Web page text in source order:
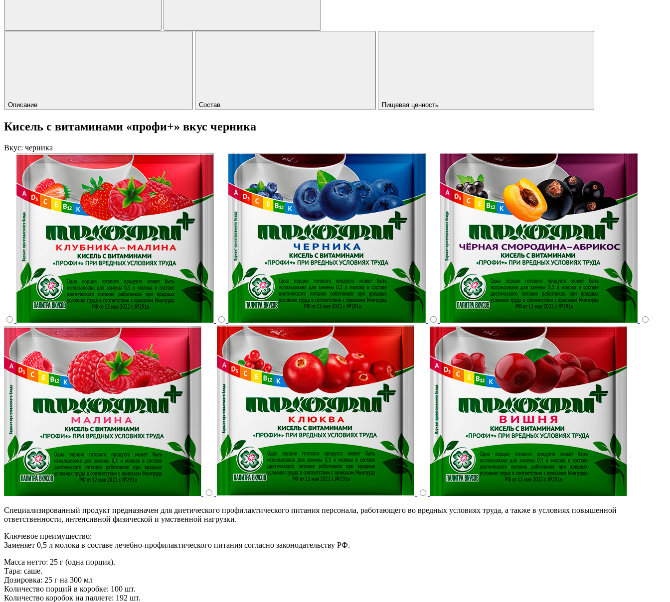
Описание Состав Пищевая ценность
Кисель с витаминами «профи+» вкус черника
Вкус: черника
Специализированный продукт предназначен для диетического профилактического питания персонала, работающего во вредных условиях труда, а также в условиях повышенной
ответственности, интенсивной физической и умственной нагрузки.
Ключевое преимущество:
Заменяет 0,5 л молока в составе лечебно-профилактического питания согласно законодательству РФ.
Масса нетто: 25 г (одна порция).
Тара: саше.
Дозировка: 25 г на 300 мл
Количество порций в коробке: 100 шт.
Количество коробок на паллете: 192 шт.